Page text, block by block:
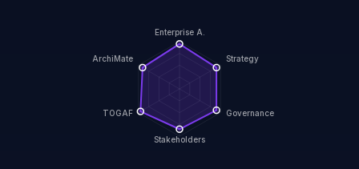
Enterprise A.
Strategy
Governance
Stakeholders
TOGAF
ArchiMate